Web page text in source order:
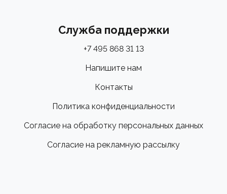
Служба поддержки
+7 495 868 31 13
Напишите нам
Контакты
Политика конфиденциальности
Согласие на обработку персональных данных
Согласие на рекламную рассылку